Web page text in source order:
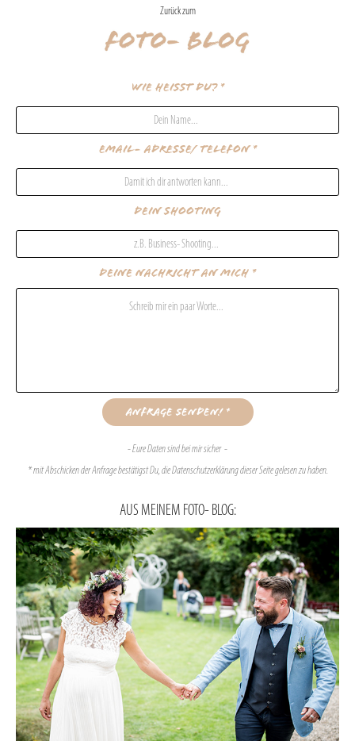
Zurück zum
Wie heißt Du? *
Email- Adresse/ Telefon *
Dein Shooting
Deine Nachricht an mich *
Anfrage senden! *
- Eure Daten sind bei mir sicher -
* mit Abschicken der Anfrage bestätigst Du, die Datenschutzerklärung dieser Seite gelesen zu haben.
AUS MEINEM FOTO- BLOG: